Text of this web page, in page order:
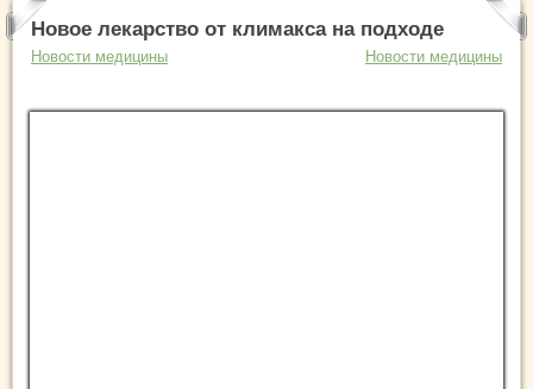
Новое лекарство от климакса на подходе
Новости медицины Новости медицины